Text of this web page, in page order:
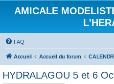
AMICALE
FAQ
Accueil Accueil du forum
HYDRALAGOU 5 et 6